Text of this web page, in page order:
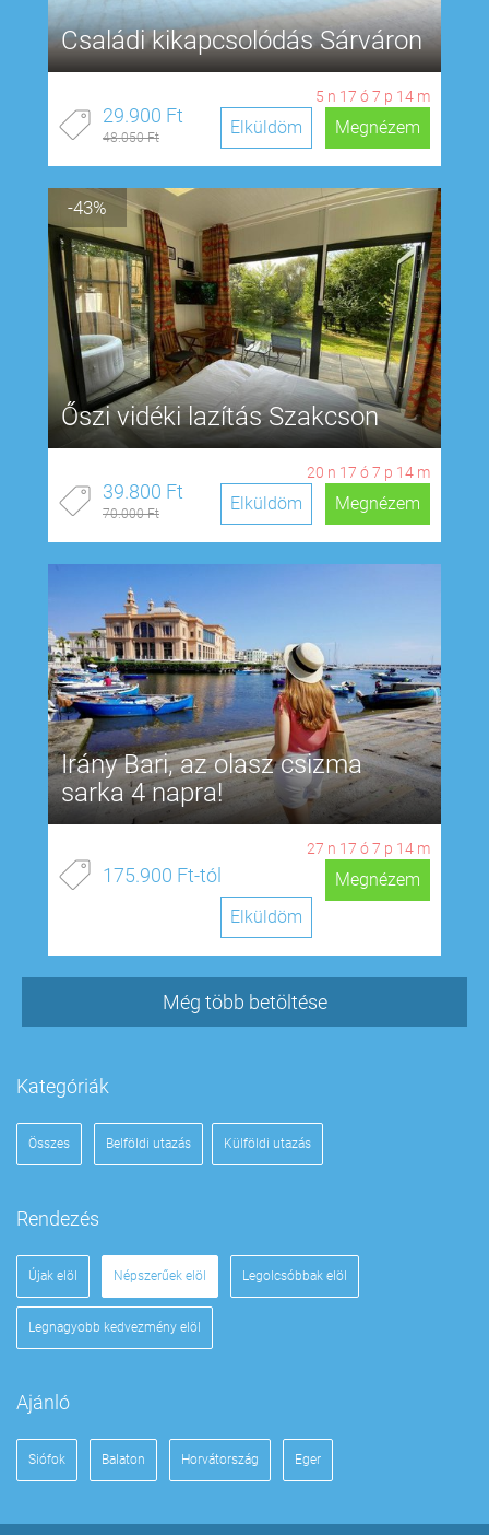
Családi kikapcsolódás Sárváron
5 n 17 ó7 p 13 m
29.900 Ft
48.050 Ft Megnézem
Elküldöm
-43%
Őszi vidéki lazítás Szakcson
20 n 17 ó7 p 13 m
39.800 Ft
70.000 Ft Megnézem
Elküldöm
Irány Bari, az olasz csizma
sarka 4 napra!
27 n 17 ó7 p 13 m
175.900 Ft-tól
Megnézem
Elküldöm
Még több betöltése
Kategóriák
Összes Belföldi utazás Külföldi utazás
Rendezés
Újak elöl Népszerűek elöl Legolcsóbbak elöl
Legnagyobb kedvezmény elöl
Ajánló
Siófok Balaton Horvátország Eger